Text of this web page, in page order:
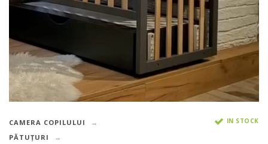
CAMERA COPILULUI
PĂTUȚURI
IN STOCK